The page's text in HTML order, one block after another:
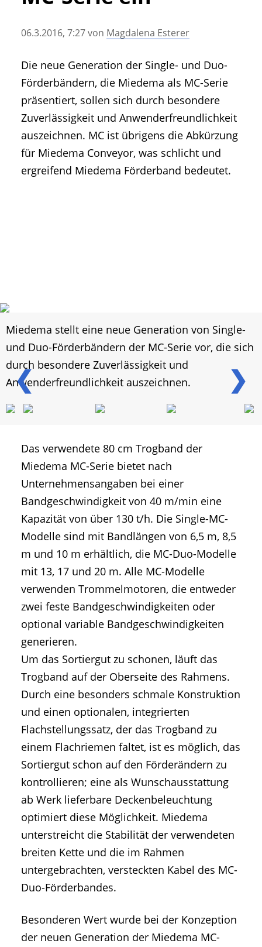
• Messen und Veranstaltungen
• Agritechnica Neuheiten Archiv
• Artikel nach Hersteller/Marke
06.3.2016, 7:27von Magdalena Esterer
Die neue Generation der Single- und Duo-
Förderbändern, die Miedema als MC-Serie
präsentiert, sollen sich durch besondere
Zuverlässigkeit und Anwenderfreundlichkeit
auszeichnen. MC ist übrigens die Abkürzung
für Miedema Conveyor, was schlicht und
ergreifend Miedema Förderband bedeutet.
❮ ❯
Miedema stellt eine neue Generation von Single-
und Duo-Förderbändern der MC-Serie vor, die sich
durch besondere Zuverlässigkeit und
Anwenderfreundlichkeit auszeichnen.
Das verwendete 80 cm Trogband der
Miedema MC-Serie bietet nach
Unternehmensangaben bei einer
Bandgeschwindigkeit von 40 m/min eine
Kapazität von über 130 t/h. Die Single-MC-
Modelle sind mit Bandlängen von 6,5 m, 8,5
m und 10 m erhältlich, die MC-Duo-Modelle
mit 13, 17 und 20 m. Alle MC-Modelle
verwenden Trommelmotoren, die entweder
zwei feste Bandgeschwindigkeiten oder
optional variable Bandgeschwindigkeiten
generieren.
Um das Sortiergut zu schonen, läuft das
Trogband auf der Oberseite des Rahmens.
Durch eine besonders schmale Konstruktion
und einen optionalen, integrierten
Flachstellungssatz, der das Trogband zu
einem Flachriemen faltet, ist es möglich, das
Sortiergut schon auf den Förderändern zu
kontrollieren; eine als Wunschausstattung
ab Werk lieferbare Deckenbeleuchtung
optimiert diese Möglichkeit. Miedema
unterstreicht die Stabilität der verwendeten
breiten Kette und die im Rahmen
untergebrachten, versteckten Kabel des MC-
Duo-Förderbandes.
Besonderen Wert wurde bei der Konzeption
der neuen Generation der Miedema MC-